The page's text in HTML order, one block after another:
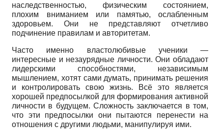
наследственностью, физическим состоянием,
плохим вниманием или памятью, ослабленным
здоровьем. Они не представляют отчетливо
подчинение правилам и авторитетам.
Часто именно властолюбивые ученики —
интересные и незаурядные личности. Они обладают
лидерскими способностями, независимым
мышлением, хотят сами думать, принимать решения
и контролировать свою жизнь. Всё это является
хорошей предпосылкой для формирования активной
личности в будущем. Сложность заключается в том,
что эти предпосылки они пытаются перенести на
отношения с другими людьми, манипулируя ими.